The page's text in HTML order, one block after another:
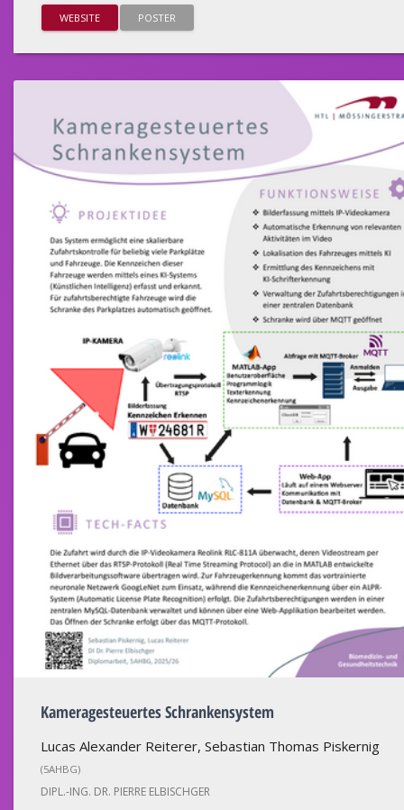
WEBSITE POSTER
Kameragesteuertes Schrankensystem
Lucas Alexander Reiterer, Sebastian Thomas Piskernig
(5AHBG)
DIPL.-ING. DR. PIERRE ELBISCHGER